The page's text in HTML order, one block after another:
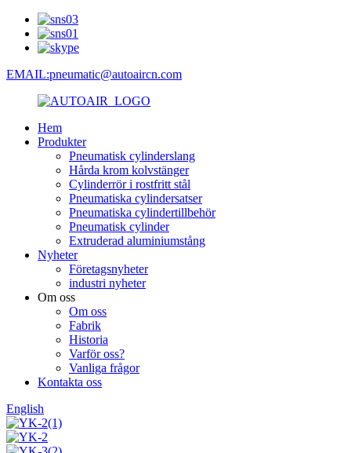
EMAIL:pneumatic@autoaircn.com
Hem
Produkter
Pneumatisk cylinderslang
Hårda krom kolvstänger
Cylinderrör i rostfritt stål
Pneumatiska cylindersatser
Pneumatiska cylindertillbehör
Pneumatisk cylinder
Extruderad aluminiumstång
Nyheter
Företagsnyheter
industri nyheter
Om oss
Om oss
Fabrik
Historia
Varför oss?
Vanliga frågor
Kontakta oss
English